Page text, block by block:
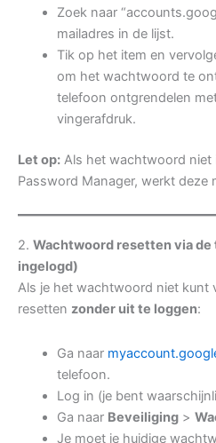
Zoek naar
mailadres in de lijst.
Tik op het item en
om het wachtwoord te
telefoon ontgrendelen
vingerafdruk.
Let op: Als het wachtwoord niet
Password Manager, werkt deze
2. Wachtwoord resetten via
ingelogd)
Als je het wachtwoord niet kunt
resetten zonder uit te loggen:
Ga naar
telefoon.
Log in (je bent
Ga naar Beveiliging>
Je moet je huidige